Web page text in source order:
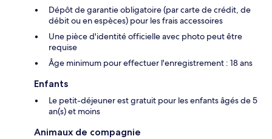
Dépôt de garantie obligatoire (par carte de crédit, de
débit ou en espèces) pour les frais accessoires
Une pièce d'identité officielle avec photo peut être
requise
Âge minimum pour effectuer l'enregistrement : 18 ans
Enfants
Le petit-déjeuner est gratuit pour les enfants âgés de 5
an(s) et moins
Animaux de compagnie